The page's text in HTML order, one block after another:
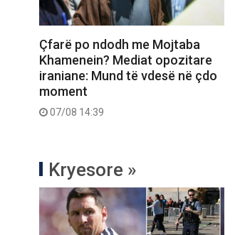
Çfarë po ndodh me Mojtaba
Khamenein? Mediat opozitare
iraniane: Mund të vdesë në çdo
moment
07/08 14:39
Kryesore »